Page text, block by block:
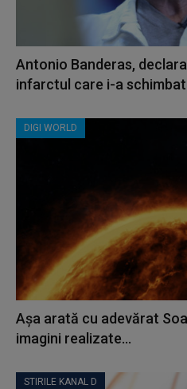
Antonio Banderas,
infarctul care i-a
DIGI WORLD
Așa arată cu adevărat
imagini realizate...
STIRILE KANAL D